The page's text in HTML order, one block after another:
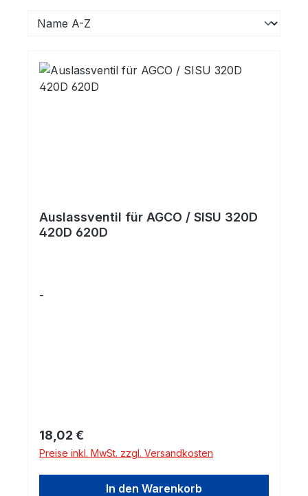
Auslassventil für AGCO / SISU 320D
420D 620D
-
Regulärer Preis:
18,02 €
Preise inkl. MwSt. zzgl. Versandkosten
In den Warenkorb